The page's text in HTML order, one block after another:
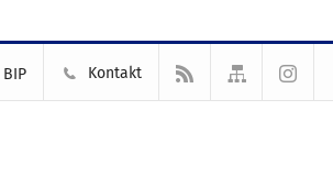
BIP Kontakt